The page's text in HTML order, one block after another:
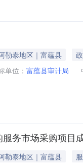
勒泰地区｜富蕴县
单位： 富蕴县审计局
务市场采购项目
勒泰地区｜富蕴县